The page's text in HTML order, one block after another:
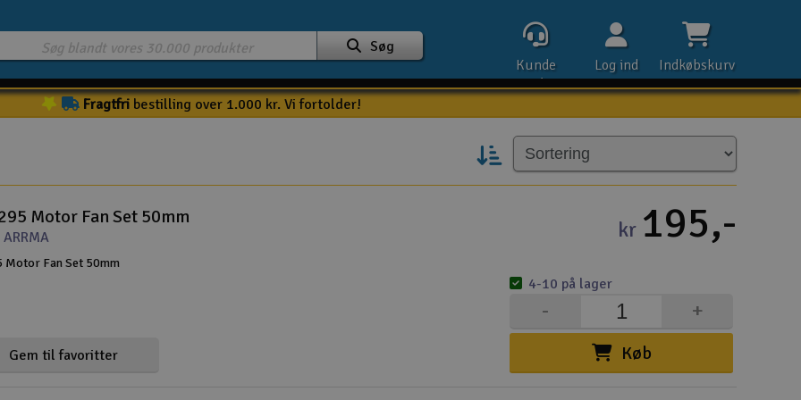
Søg
Indkøbskurv
Log ind
Kunde
service
Fragtfribestilling over 1.000 kr. Vi fortolder!
Motor Fan Set 50mm
Motor Fan Set 50mm
Gem til favoritter
kr 195,-
Køb
+
-
4-10 på lager